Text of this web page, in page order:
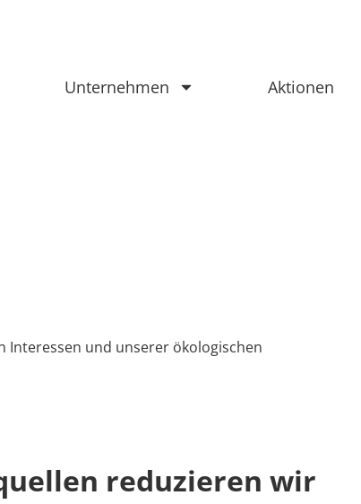
Unternehmen Aktionen
Interessen und unserer ökologischen
reduzieren wir